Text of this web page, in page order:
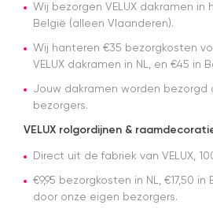
Wij bezorgen VELUX dakramen in
België (alleen Vlaanderen).
Wij hanteren €35 bezorgkosten
VELUX dakramen in NL, en €45 in
Jouw dakramen worden bezorgd
bezorgers.
VELUX rolgordijnen &
Direct uit de fabriek van VELUX,
€9,95 bezorgkosten in NL, €17,50
door onze eigen bezorgers.